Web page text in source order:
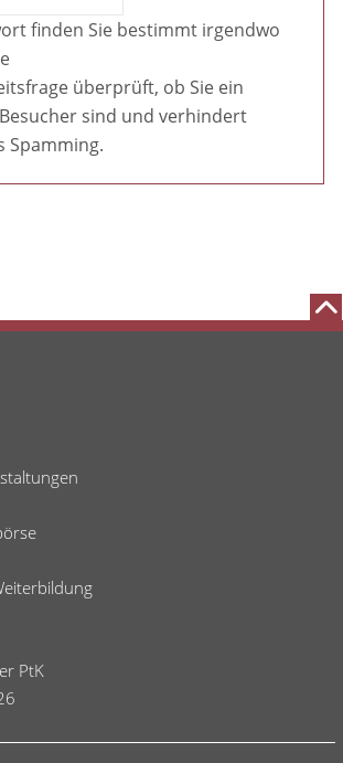
finden Sie bestimmt irgendwo
überprüft, ob Sie ein
sind und verhindert
Spamming.
PtK